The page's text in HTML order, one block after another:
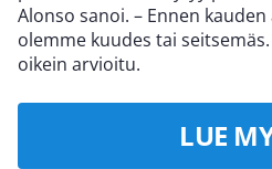
Alonso sanoi. – Ennen
olemme kuudes tai
oikein arvioitu.
LUE